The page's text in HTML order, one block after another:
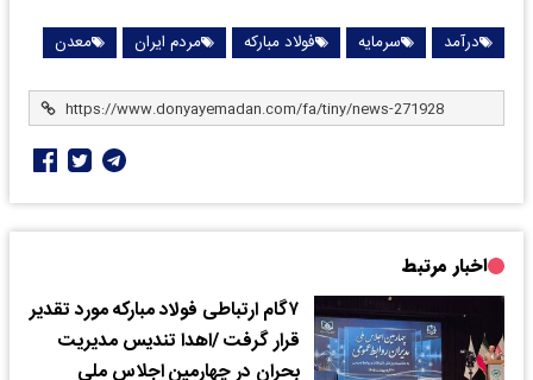
درآمد سرمایه فولاد مبارکه مردم ایران معدن
اخبار مرتبط
۷گام ارتباطی فولاد مبارکه مورد تقدیر
قرار گرفت /اهدا تندیس مدیریت
بحران در چهارمین اجلاس ملی